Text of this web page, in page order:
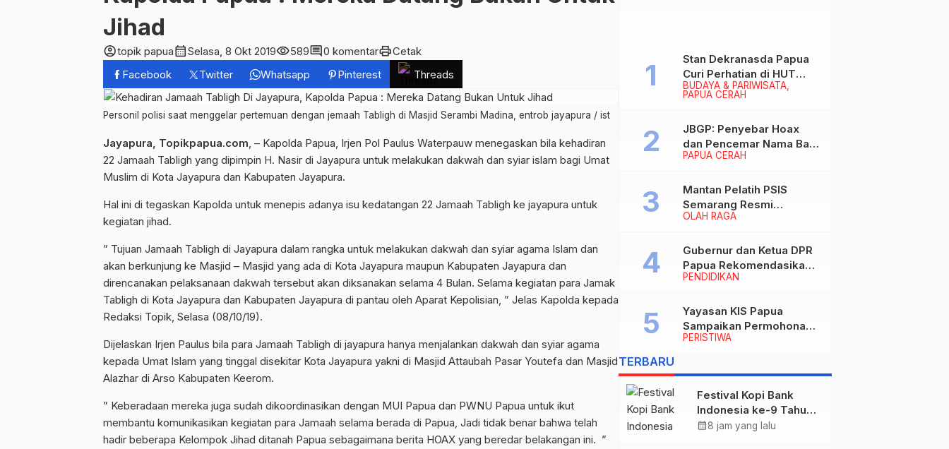
Jihad
account_circletopik papuacalendar_monthSelasa, 8 Okt 2019visibility589comment0 komentarprintCetak
Facebook
Twitter Whatsapp Pinterest Threads
Personil polisi saat menggelar pertemuan dengan jemaah Tabligh di Masjid Serambi Madina, entrob jayapura / ist
Jayapura, Topikpapua.com, – Kapolda Papua, Irjen Pol Paulus Waterpauw menegaskan bila kehadiran
22 Jamaah Tabligh yang dipimpin H. Nasir di Jayapura untuk melakukan dakwah dan syiar islam bagi Umat
Muslim di Kota Jayapura dan Kabupaten Jayapura.
Hal ini di tegaskan Kapolda untuk menepis adanya isu kedatangan 22 Jamaah Tabligh ke jayapura untuk
kegiatan jihad.
” Tujuan Jamaah Tabligh di Jayapura dalam rangka untuk melakukan dakwah dan syiar agama Islam dan
akan berkunjung ke Masjid – Masjid yang ada di Kota Jayapura maupun Kabupaten Jayapura dan
direncanakan pelaksanaan dakwah tersebut akan diksanakan selama 4 Bulan. Selama kegiatan para Jamak
Tabligh di Kota Jayapura dan Kabupaten Jayapura di pantau oleh Aparat Kepolisian, ” Jelas Kapolda kepada
Redaksi Topik, Selasa (08/10/19).
Dijelaskan Irjen Paulus bila para Jamaah Tabligh di jayapura hanya menjalankan dakwah dan syiar agama
kepada Umat Islam yang tinggal disekitar Kota Jayapura yakni di Masjid Attaubah Pasar Youtefa dan Masjid
Alazhar di Arso Kabupaten Keerom.
” Keberadaan mereka juga sudah dikoordinasikan dengan MUI Papua dan PWNU Papua untuk ikut
membantu komunikasikan kegiatan para Jamaah selama berada di Papua, Jadi tidak benar bahwa telah
hadir beberapa Kelompok Jihad ditanah Papua sebagaimana berita HOAX yang beredar belakangan ini. ”
BUDAYA & PARIWISATA
PAPUA CERAH
Stan Dekranasda Papua
Curi Perhatian di HUT
Dekranas 2026, Ibu
PAPUA CERAH
JBGP: Penyebar Hoax
dan Pencemar Nama Baik
Gubernur Papua Siap
Hukum!
OLAH RAGA
Mantan Pelatih PSIS
Semarang Resmi
Nakhodahi Persipura
PENDIDIKAN
Gubernur dan Ketua DPR
Papua Rekomendasikan
Ade Yamin Jabat Rektor
periode 2026–2030
PERISTIWA
Yayasan KIS Papua
Sampaikan Permohonan
Maaf dan Siap Tanggung
Keracunan MBG di
TERBARU
Festival Kopi Bank
Indonesia ke-9 Tahun
2026 Resmi Dibuka
calendar_month8 jam yang lalu